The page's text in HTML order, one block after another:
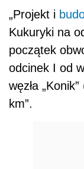
„Projekt i
Kukuryki na
początek
odcinek I od
węzła
km”.